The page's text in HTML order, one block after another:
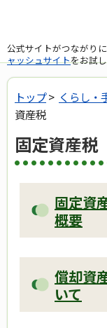
公式サイトがつながり
ャッシュサイトをお試
トップ> くらし・
資産税
固定資産税
固定資
概要
償却資
いて